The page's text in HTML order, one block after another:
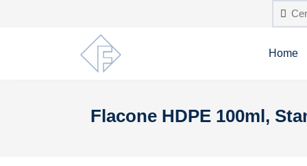
Home
Flacone HDPE 100ml,